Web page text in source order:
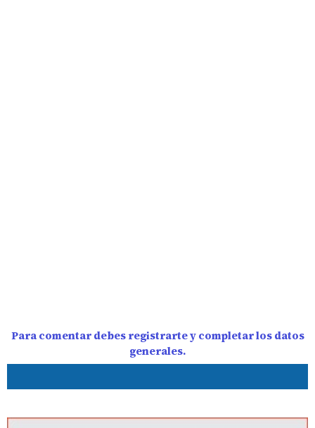
Para comentar debes registrarte y completar los datos
generales.